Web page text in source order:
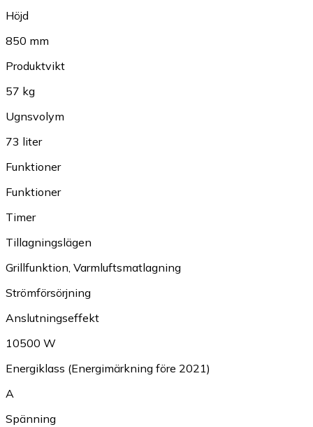
Höjd
850 mm
Produktvikt
57 kg
Ugnsvolym
73 liter
Funktioner
Funktioner
Timer
Tillagningslägen
Grillfunktion, Varmluftsmatlagning
Strömförsörjning
Anslutningseffekt
10500 W
Energiklass (Energimärkning före 2021)
A
Spänning